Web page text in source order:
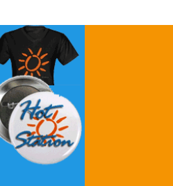
Grey's Anatomy